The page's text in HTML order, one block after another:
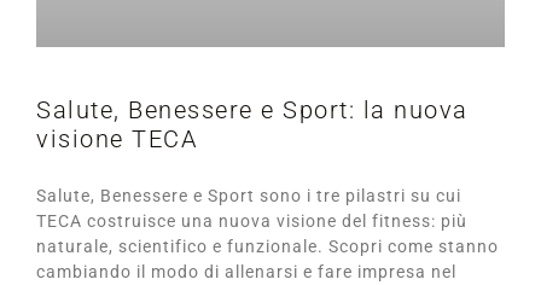
Salute, Benessere e Sport: la nuova
visione TECA
Salute, Benessere e Sport sono i tre pilastri su cui
TECA costruisce una nuova visione del fitness: più
naturale, scientifico e funzionale. Scopri come stanno
cambiando il modo di allenarsi e fare impresa nel